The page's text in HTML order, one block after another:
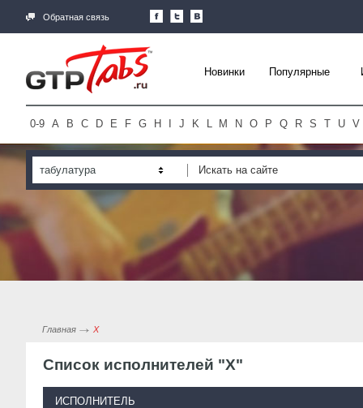
Обратная связь
Новинки Популярные
0-9 A B C D E F G H J K L M N O P Q R S T U V
табулатура
Главная Х
Список исполнителей "Х"
ИСПОЛНИТЕЛЬ